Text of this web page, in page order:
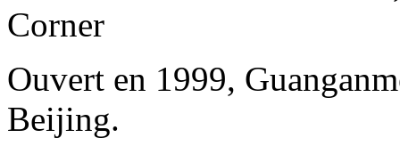
Corner
Ouvert en 1999,
Beijing.